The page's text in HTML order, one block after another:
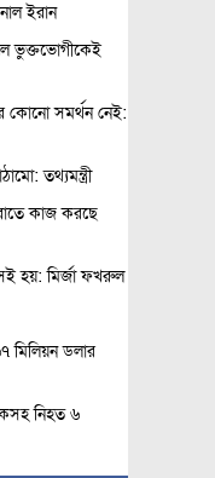
ইরান
ভুক্তভোগীকেই
কোনো সমর্থন নেই:
তথ্যমন্ত্রী
কাজ করছে
হয়: মির্জা ফখরুল
মিলিয়ন ডলার
নিহত ৬